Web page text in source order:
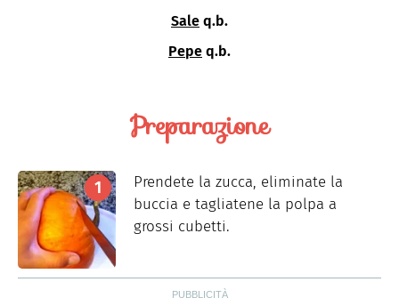
Sale q.b.
Pepe q.b.
Preparazione
Prendete la zucca, eliminate la
buccia e tagliatene la polpa a
grossi cubetti.